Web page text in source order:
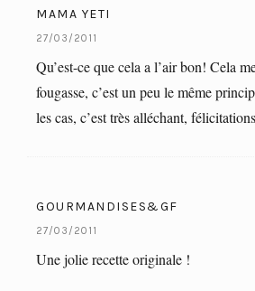
MAMA YETI
27/03/2011
Qu’est-ce que cela a l’air bon! Cela
fougasse, c’est un peu le même
les cas, c’est très alléchant,
GOURMANDISES&GF
27/03/2011
Une jolie recette originale !